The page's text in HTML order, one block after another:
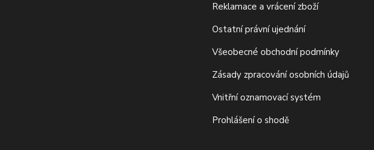
Reklamace a vrácení zboží
Ostatní právní ujednání
Všeobecné obchodní podmínky
Zásady zpracování osobních údajů
Vnitřní oznamovací systém
Prohlášení o shodě